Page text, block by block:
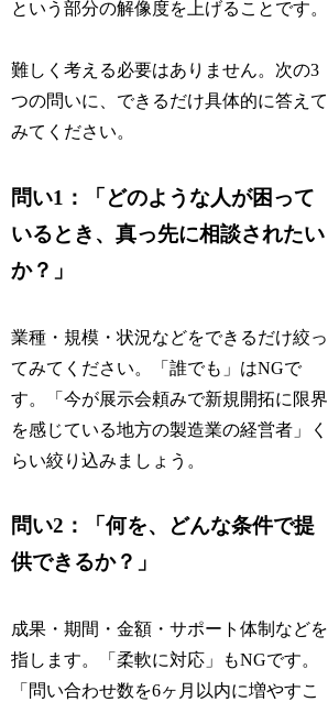
という部分の解像度を上げることです。
難しく考える必要はありません。次の3
つの問いに、できるだけ具体的に答えて
みてください。
問い1：「どのような人が困って
いるとき、真っ先に相談されたい
か？」
業種・規模・状況などをできるだけ絞っ
てみてください。「誰でも」はNGで
す。「今が展示会頼みで新規開拓に限界
を感じている地方の製造業の経営者」く
らい絞り込みましょう。
問い2：「何を、どんな条件で提
供できるか？」
成果・期間・金額・サポート体制などを
指します。「柔軟に対応」もNGです。
「問い合わせ数を6ヶ月以内に増やすこ